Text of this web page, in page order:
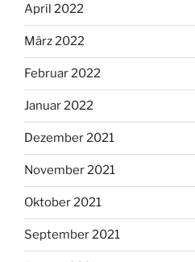
April 2022
März 2022
Februar 2022
Januar 2022
Dezember 2021
November 2021
Oktober 2021
September 2021